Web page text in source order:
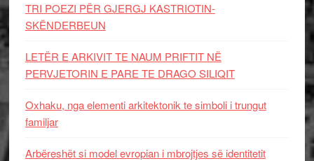
TRI POEZI PËR GJERGJ KASTRIOTIN-
SKËNDERBEUN
LETËR E ARKIVIT TE NAUM PRIFTIT NË
PERVJETORIN E PARE TE DRAGO SILIQIT
Oxhaku, nga elementi arkitektonik te simboli i trungut
familjar
Arbëreshët si model evropian i mbrojtjes së identitetit